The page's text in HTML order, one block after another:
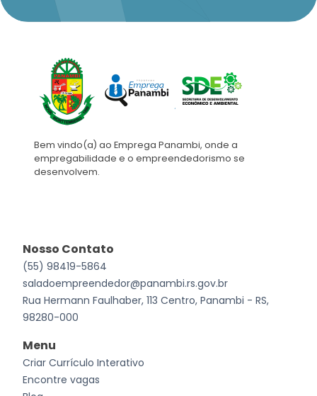
Bem vindo(a) ao Emprega Panambi, onde a
empregabilidade e o empreendedorismo se
desenvolvem.
Nosso Contato
(55) 98419-5864
saladoempreendedor@panambi.rs.gov.br
Rua Hermann Faulhaber, 113 Centro, Panambi - RS,
98280-000
Menu
Criar Currículo Interativo
Encontre vagas